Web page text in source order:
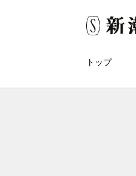
トップ